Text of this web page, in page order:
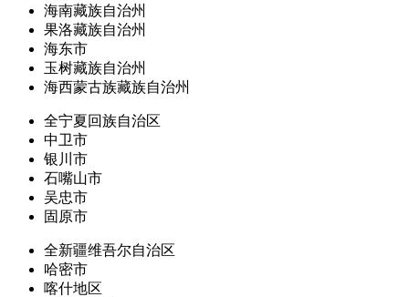
海南藏族自治州
果洛藏族自治州
海东市
玉树藏族自治州
海西蒙古族藏族自治州
全宁夏回族自治区
中卫市
银川市
石嘴山市
吴忠市
固原市
全新疆维吾尔自治区
哈密市
喀什地区